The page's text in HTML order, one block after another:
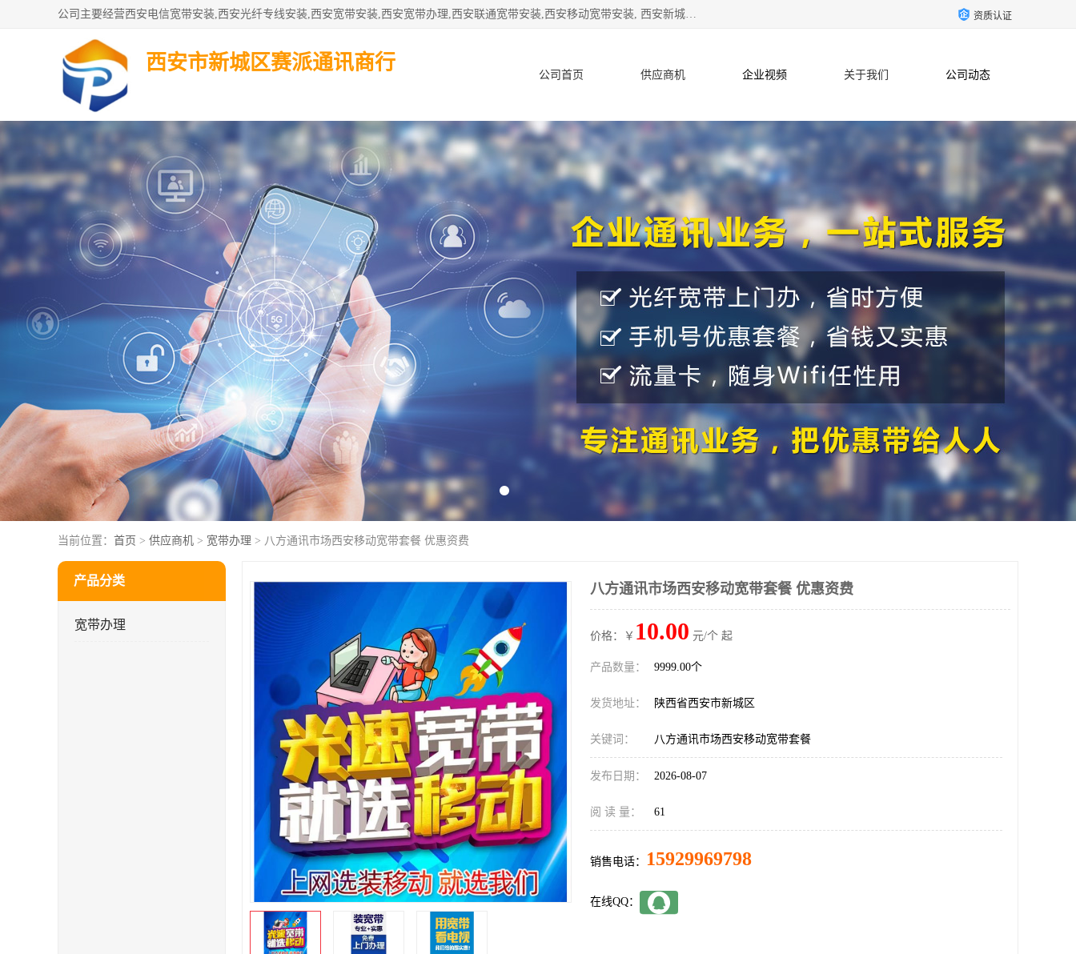
公司主要经营西安电信宽带安装,西安光纤专线安装,西安宽带安装,西安宽带办理,西安联通宽带安装,西安移动宽带安装, 西安新城赛派通讯商行从事西安地区的联通，移动，电信宽带安装，光纤专线安装，宽带办理等业务 资质认证
西安市新城区赛派通讯商行
公司首页 供应商机 企业视频 关于我们 公司动态
产品知识 客户案例 联系方式
当前位置： 首页 > 供应商机 > 宽带办理 > 八方通讯市场西安移动宽带套餐 优惠资费
产品分类
宽带办理
八方通讯市场西安移动宽带套餐 优惠资费
价格：￥ 10.00 元/个 起
产品数量： 9999.00个
发货地址： 陕西省西安市新城区
关键词： 八方通讯市场西安移动宽带套餐
发布日期： 2026-08-07
阅 读 量： 61
销售电话： 15929969798
在线QQ：